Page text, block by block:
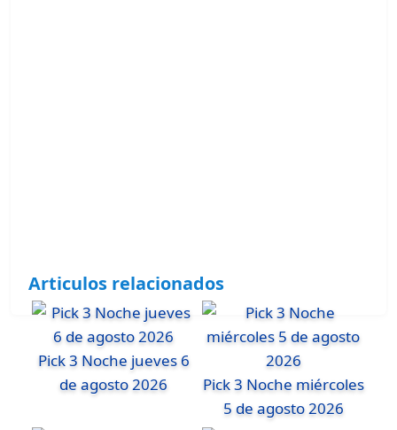
Articulos relacionados
Pick 3 Noche jueves 6
de agosto 2026
Pick 3 Noche miércoles
5 de agosto 2026